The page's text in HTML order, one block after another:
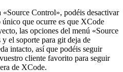
«Source Control», podéis desactivar
que ocurre es que XCode
las opciones del menú «Source
el soporte para git deja de
intacto, así que podéis seguir
cliente favorito para seguir
de XCode.